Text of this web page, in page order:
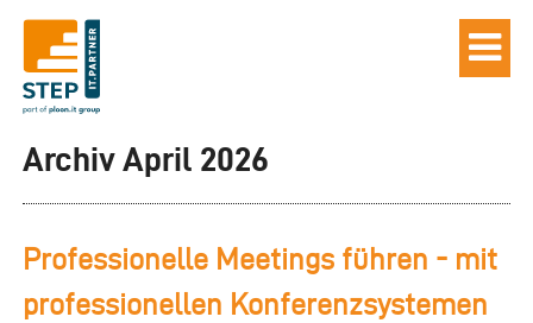
Archiv April 2026
Professionelle Meetings führen - mit
professionellen Konferenzsystemen